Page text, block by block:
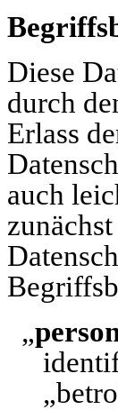
Diese
durch
Erlass
auch
„